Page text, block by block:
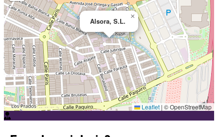
Alsora, S.L.
×
Leaflet | © OpenStreetMap